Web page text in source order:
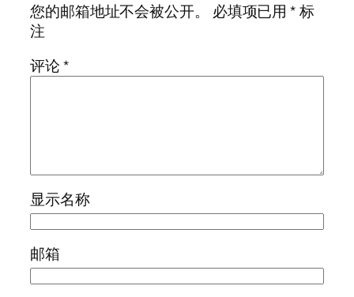
您的邮箱地址不会被公开。
必填项已用*标
注
评论*
显示名称
邮箱